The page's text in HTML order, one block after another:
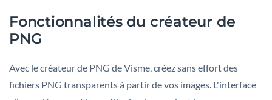
Fonctionnalités du créateur de
PNG
Avec le créateur de PNG de Visme, créez sans effort des
fichiers PNG transparents à partir de vos images. L'interface